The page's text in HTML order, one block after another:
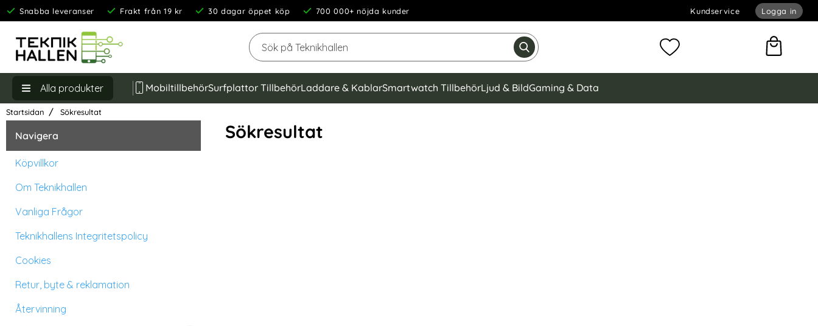
Snabba leveranser Frakt från 19 kr 30 dagar öppet köp 700 000+ nöjda kunder Kundservice Logga in
Sök
Genomför sökning Mina favoriter
Alla produkter MobiltillbehörSurfplattor TillbehörLaddare & KablarSmartwatch TillbehörLjud & BildGaming & Data
Startsidan Sökresultat
Navigera
Köpvillkor
Om Teknikhallen
Vanliga Frågor
Teknikhallens Integritetspolicy
Cookies
Retur, byte & reklamation
Återvinning
Sökresultat